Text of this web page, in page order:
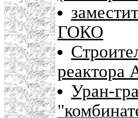
ГОКО
реактора
Уран-